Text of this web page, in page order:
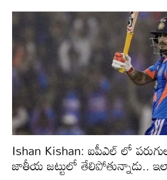
Ishan Kishan: ఐపీఎల్ లో
జాతీయ జట్టులో తేలిపోతున్నాడు..